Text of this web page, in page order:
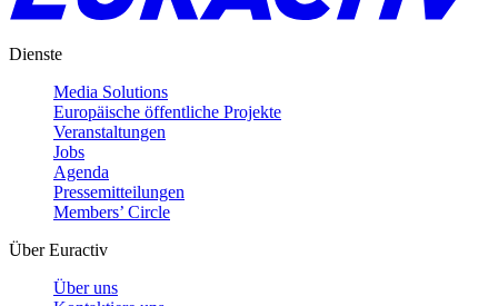
Dienste
Media Solutions
Europäische öffentliche Projekte
Veranstaltungen
Jobs
Agenda
Pressemitteilungen
Members’ Circle
Über Euractiv
Über uns